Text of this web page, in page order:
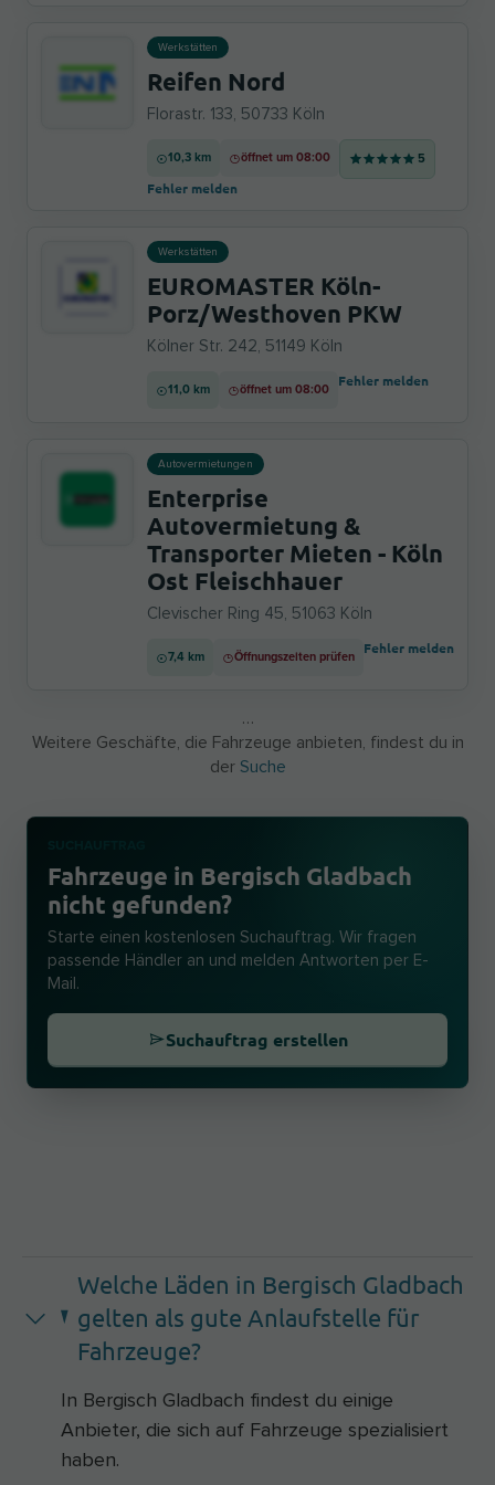
Werkstätten
Reifen Nord
Florastr. 133, 50733 Köln
10,3 km öffnet um 08:00 5
Fehler melden
Werkstätten
EUROMASTER Köln-
Porz/Westhoven PKW
Kölner Str. 242, 51149 Köln
11,0 km öffnet um 08:00
Fehler melden
Autovermietungen
Enterprise
Autovermietung &
Transporter Mieten - Köln
Ost Fleischhauer
Clevischer Ring 45, 51063 Köln
7,4 km Öffnungszeiten prüfen
Fehler melden
…
Weitere Geschäfte, die Fahrzeuge anbieten, findest du in
der Suche
Fahrzeuge in Bergisch Gladbach
nicht gefunden?
Starte einen kostenlosen Suchauftrag. Wir fragen
passende Händler an und melden Antworten per E-
Mail.
Suchauftrag erstellen
Welche Läden in Bergisch Gladbach
gelten als gute Anlaufstelle für
Fahrzeuge?
In Bergisch Gladbach findest du einige
Anbieter, die sich auf Fahrzeuge spezialisiert
haben.